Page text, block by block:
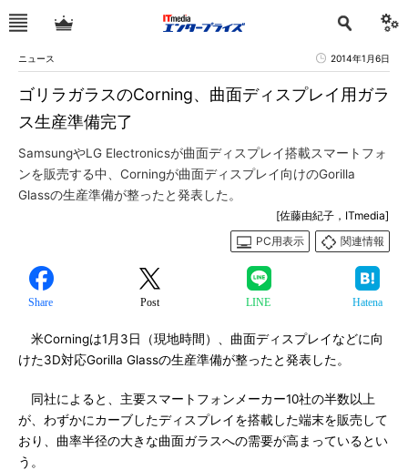
ニュース 2014年1月6日
ゴリラガラスのCorning、曲面ディスプレイ用ガラ
ス生産準備完了
SamsungやLG Electronicsが曲面ディスプレイ搭載スマートフォ
ンを販売する中、Corningが曲面ディスプレイ向けのGorilla
Glassの生産準備が整ったと発表した。
[佐藤由紀子，ITmedia]
PC用表示
関連情報
Share Post LINE Hatena
米Corningは1月3日（現地時間）、曲面ディスプレイなどに向
けた3D対応Gorilla Glassの生産準備が整ったと発表した。
同社によると、主要スマートフォンメーカー10社の半数以上
が、わずかにカーブしたディスプレイを搭載した端末を販売して
おり、曲率半径の大きな曲面ガラスへの需要が高まっているとい
う。